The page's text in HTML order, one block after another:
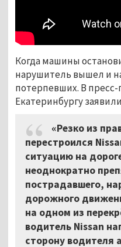
Когда машины
нарушитель вышел и
потерпевших. В
Екатеринбургу
«Резко из
перестроился
ситуацию на
неоднократно
пострадавшего,
дорожного
на одном из
водитель Nissan
сторону водителя